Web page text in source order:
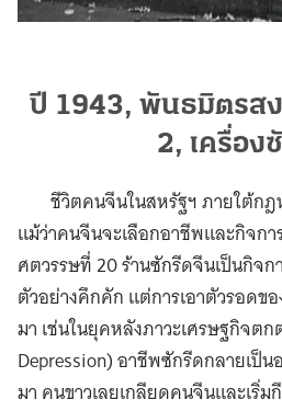
ปี 1943, พันธมิตรส
2, เครื่อง
ชีวิตคนจีนในสหรัฐฯ ภายใต้ก
แม้ว่าคนจีนจะเลือกอาชีพและกิจก
ศตวรรษที่ 20 ร้านซักรีดจีนเป็นกิจ
ตัวอย่างคึกคัก แต่การเอาตัวรอดข
มา เช่นในยุคหลังภาวะเศรษฐกิจตก
Depression) อาชีพซักรีดกลายเป็
มา คนขาวเลยเกลียดคนจีนและเริ่